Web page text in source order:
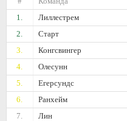
1.
Лиллестрем
2.
Старт
3.
Конгсвингер
4.
Олесунн
5.
Егерсундс
6.
Ранхейм
7.
Лин